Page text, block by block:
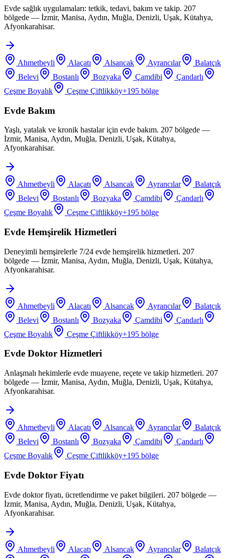
Evde sağlık uygulamaları: tetkik, tedavi, bakım ve takip. 207
bölgede — İzmir, Manisa, Aydın, Muğla, Denizli, Uşak, Kütahya,
Afyonkarahisar.
Ahmetbeyli Alaçatı Alsancak Ayrancılar
Balatçık
Belevi
Bostanlı Bozyaka Çamdibi
Çandarlı
Çeşme Boyalık
Çeşme Çiftlikköy+195 bölge
Evde Bakım
Yaşlı, yatalak ve kronik hastalar için evde bakım. 207 bölgede —
İzmir, Manisa, Aydın, Muğla, Denizli, Uşak, Kütahya,
Afyonkarahisar.
Ahmetbeyli Alaçatı Alsancak Ayrancılar
Balatçık
Belevi
Bostanlı Bozyaka Çamdibi
Çandarlı
Çeşme Boyalık
Çeşme Çiftlikköy+195 bölge
Evde Hemşirelik Hizmetleri
Deneyimli hemşirelerle 7/24 evde hemşirelik hizmetleri. 207
bölgede — İzmir, Manisa, Aydın, Muğla, Denizli, Uşak, Kütahya,
Afyonkarahisar.
Ahmetbeyli Alaçatı Alsancak Ayrancılar
Balatçık
Belevi
Bostanlı Bozyaka Çamdibi
Çandarlı
Çeşme Boyalık
Çeşme Çiftlikköy+195 bölge
Evde Doktor Hizmetleri
Anlaşmalı hekimlerle evde muayene, reçete ve takip hizmetleri. 207
bölgede — İzmir, Manisa, Aydın, Muğla, Denizli, Uşak, Kütahya,
Afyonkarahisar.
Ahmetbeyli Alaçatı Alsancak Ayrancılar
Balatçık
Belevi
Bostanlı Bozyaka Çamdibi
Çandarlı
Çeşme Boyalık
Çeşme Çiftlikköy+195 bölge
Evde Doktor Fiyatı
Evde doktor fiyatı, ücretlendirme ve paket bilgileri. 207 bölgede —
İzmir, Manisa, Aydın, Muğla, Denizli, Uşak, Kütahya,
Afyonkarahisar.
Ahmetbeyli Alaçatı Alsancak Ayrancılar
Balatçık